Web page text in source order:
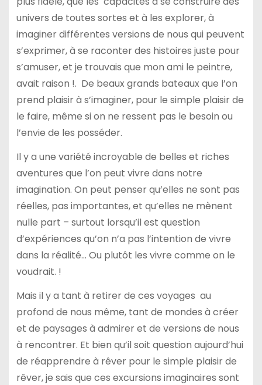
univers de toutes sortes et à les explorer, à
imaginer différentes versions de nous qui peuvent
s’exprimer, à se raconter des histoires juste pour
s’amuser, et je trouvais que mon ami le peintre,
avait raison !. De beaux grands bateaux que l’on
prend plaisir à s’imaginer, pour le simple plaisir de
le faire, même si on ne ressent pas le besoin ou
l’envie de les posséder.
Il y a une variété incroyable de belles et riches
aventures que l’on peut vivre dans notre
imagination. On peut penser qu’elles ne sont pas
réelles, pas importantes, et qu’elles ne mènent
nulle part – surtout lorsqu’il est question
d’expériences qu’on n’a pas l’intention de vivre
dans la réalité… Ou plutôt les vivre comme on le
voudrait. !
Mais il y a tant à retirer de ces voyages au
profond de nous même, tant de mondes à créer
et de paysages à admirer et de versions de nous
à rencontrer. Et bien qu’il soit question aujourd’hui
de réapprendre à rêver pour le simple plaisir de
rêver, je sais que ces excursions imaginaires sont